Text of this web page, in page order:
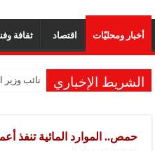
أخبار ومحليّات اقتصاد ثقافة
الشريط الإخباري نائب وزير
حمص.. الموارد المائية تنفذ